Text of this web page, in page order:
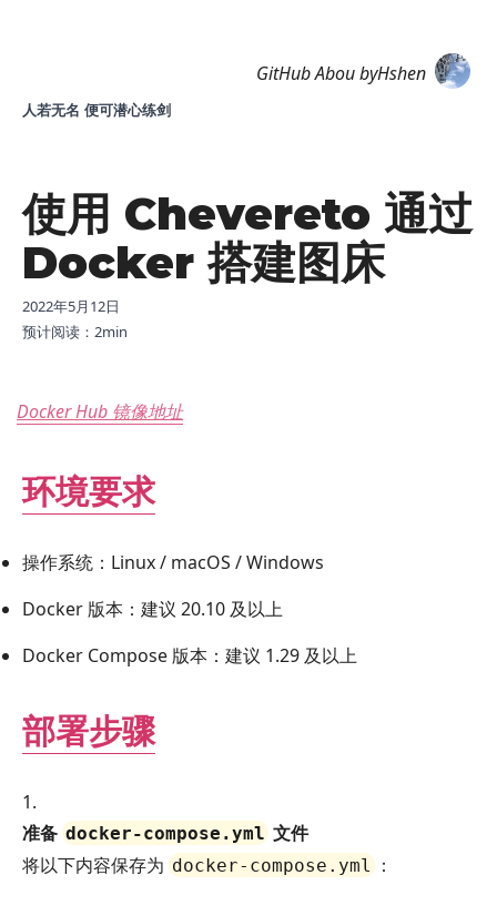
人若无名 便可潜心练剑
GitHubAboubyHshen
使用 Chevereto 通过
Docker 搭建图床
2022年5月12日
预计阅读： 2min
Docker Hub 镜像地址
环境要求
操作系统：Linux / macOS / Windows
Docker 版本：建议 20.10 及以上
Docker Compose 版本：建议 1.29 及以上
部署步骤
准备 docker-compose.yml 文件
将以下内容保存为 docker-compose.yml ：